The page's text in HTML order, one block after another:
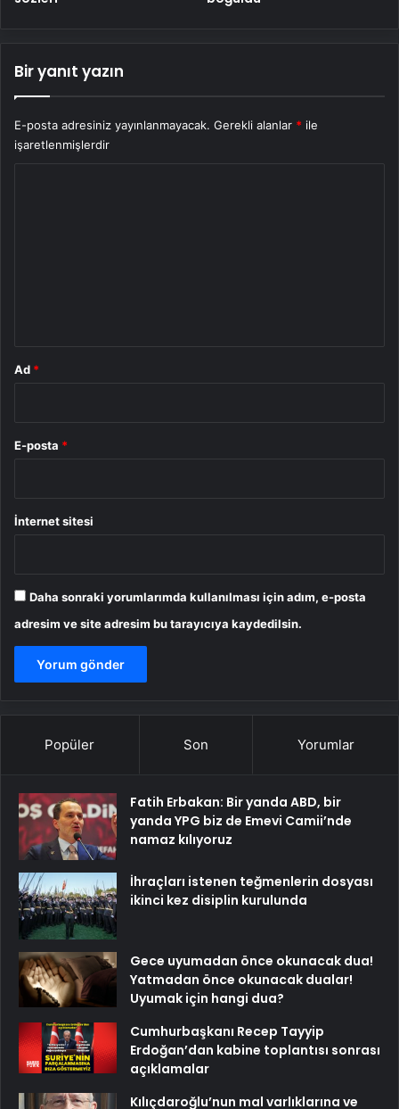
Bir yanıt yazın
E-posta adresiniz yayınlanmayacak. Gerekli alanlar * ile
işaretlenmişlerdir
Ad *
E-posta *
İnternet sitesi
Daha sonraki yorumlarımda kullanılması için adım, e-posta
adresim ve site adresim bu tarayıcıya kaydedilsin.
Popüler Son Yorumlar
Fatih Erbakan: Bir yanda ABD, bir
yanda YPG biz de Emevi Camii’nde
namaz kılıyoruz
İhraçları istenen teğmenlerin dosyası
ikinci kez disiplin kurulunda
Gece uyumadan önce okunacak dua!
Yatmadan önce okunacak dualar!
Uyumak için hangi dua?
Cumhurbaşkanı Recep Tayyip
Erdoğan’dan kabine toplantısı sonrası
açıklamalar
Kılıçdaroğlu’nun mal varlıklarına ve